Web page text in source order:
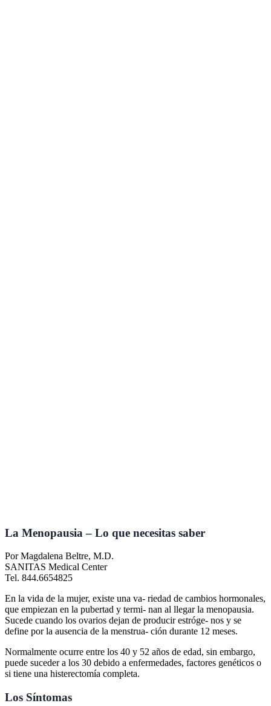
La Menopausia – Lo que necesitas saber
Por Magdalena Beltre, M.D.
SANITAS Medical Center
Tel. 844.6654825
En la vida de la mujer, existe una va- riedad de cambios hormonales,
que empiezan en la pubertad y termi- nan al llegar la menopausia.
Sucede cuando los ovarios dejan de producir estróge- nos y se
define por la ausencia de la menstrua- ción durante 12 meses.
Normalmente ocurre entre los 40 y 52 años de edad, sin embargo,
puede suceder a los 30 debido a enfermedades, factores genéticos o
si tiene una histerectomía completa.
Los Síntomas